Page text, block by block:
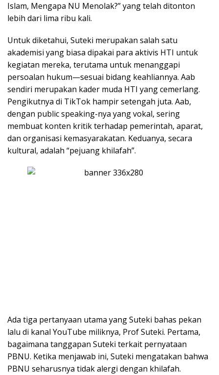
Islam, Mengapa NU Menolak?” yang telah ditonton
lebih dari lima ribu kali.
Untuk diketahui, Suteki merupakan salah satu
akademisi yang biasa dipakai para aktivis HTI untuk
kegiatan mereka, terutama untuk menanggapi
persoalan hukum—sesuai bidang keahliannya. Aab
sendiri merupakan kader muda HTI yang cemerlang.
Pengikutnya di TikTok hampir setengah juta. Aab,
dengan public speaking-nya yang vokal, sering
membuat konten kritik terhadap pemerintah, aparat,
dan organisasi kemasyarakatan. Keduanya, secara
kultural, adalah “pejuang khilafah”.
Ada tiga pertanyaan utama yang Suteki bahas pekan
lalu di kanal YouTube miliknya, Prof Suteki. Pertama,
bagaimana tanggapan Suteki terkait pernyataan
PBNU. Ketika menjawab ini, Suteki mengatakan bahwa
PBNU seharusnya tidak alergi dengan khilafah.